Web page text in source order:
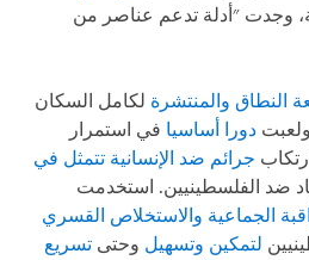
وجدت "أدلة تدعم عناصر من
النطاق والمنتشرة لكامل السكان
دورا أساسيا في استمرار
جرائم ضد الإنسانية تتمثل في
ضد الفلسطينيين. استخدمت
الجماعية والاستخلاص القسري
لتمكين وتسهيل وحتى تسريع